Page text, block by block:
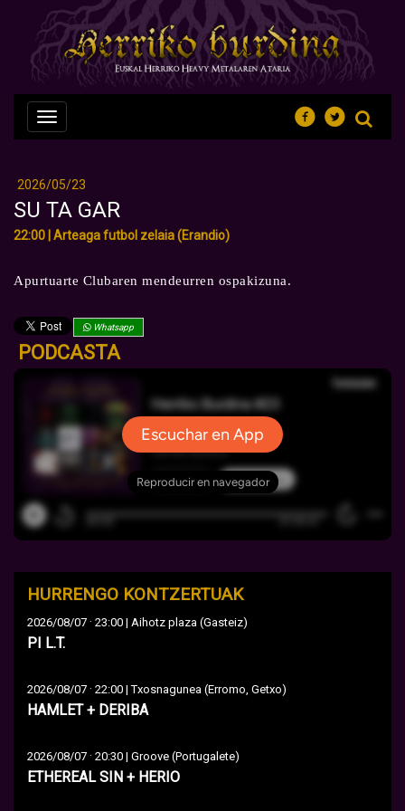
Nabegazioa
ireki
2026/05/23
SU TA GAR
22:00 | Arteaga futbol zelaia (Erandio)
Apurtuarte Clubaren mendeurren ospakizuna.
Whatsapp
PODCASTA
HURRENGO KONTZERTUAK
2026/08/07 · 23:00 | Aihotz plaza (Gasteiz)
PI L.T.
2026/08/07 · 22:00 | Txosnagunea (Erromo, Getxo)
HAMLET + DERIBA
2026/08/07 · 20:30 | Groove (Portugalete)
ETHEREAL SIN + HERIO